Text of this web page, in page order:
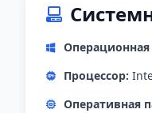
Операционная
Процессор:
Оперативная